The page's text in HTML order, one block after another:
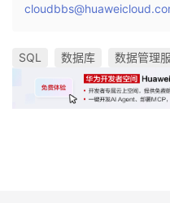
SQL 数据库 数据管理